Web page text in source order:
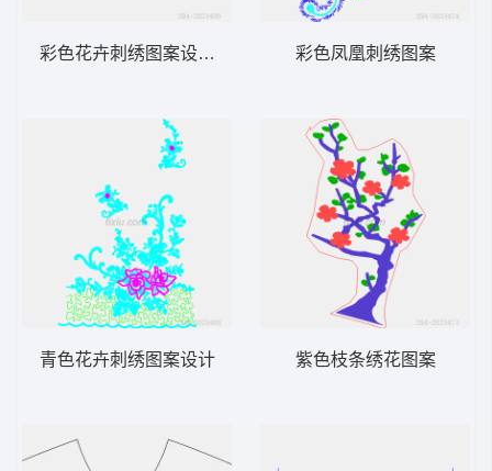
彩色花卉刺绣图案设计图
青色花卉刺绣图案设计
彩色凤凰刺绣图案
紫色枝条绣花图案